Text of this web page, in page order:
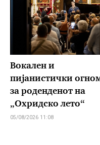
Вокален и
пијанистички
за роденденот на
„Охридско лето“
05/08/2026 11:08